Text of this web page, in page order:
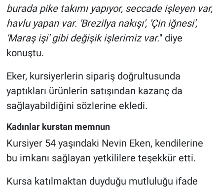
burada pike takımı yapıyor, seccade işleyen var,
havlu yapan var. 'Brezilya nakışı', 'Çin iğnesi',
'Maraş işi' gibi değişik işlerimiz var." diye
konuştu.
Eker, kursiyerlerin sipariş doğrultusunda
yaptıkları ürünlerin satışından kazanç da
sağlayabildiğini sözlerine ekledi.
Kadınlar kurstan memnun
Kursiyer 54 yaşındaki Nevin Eken, kendilerine
bu imkanı sağlayan yetkililere teşekkür etti.
Kursa katılmaktan duyduğu mutluluğu ifade